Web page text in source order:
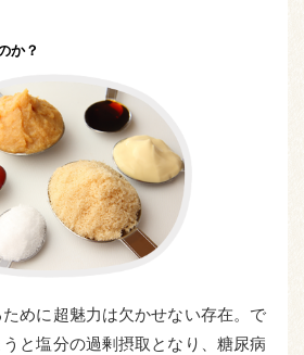
か？
めに超魅力は欠かせない存在。で
と塩分の過剰摂取となり、糖尿病